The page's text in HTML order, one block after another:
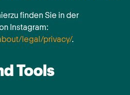
finden Sie in der
Instagram:
legal/privacy/.
Tools